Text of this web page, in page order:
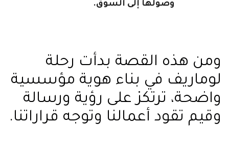
وصولها إلى السوق.
ومن هذه القصة بدأت رحلة
لوماريف في بناء هوية مؤسسية
واضحة، ترتكز على رؤية ورسالة
وقيم تقود أعمالنا وتوجه قراراتنا.